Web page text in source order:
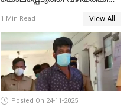
പിടിയിൽ
1 Min Read View All
Posted On 24-11-2025